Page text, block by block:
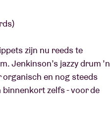
zijn nu reeds te
Jenkinson’s jazzy drum ’n
en nog steeds
binnenkort zelfs - voor de